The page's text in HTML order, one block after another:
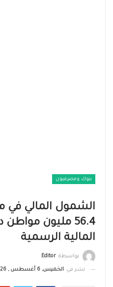
بنوك ومصرفيون
56.4 مليون
المالية الرسمية
بواسطة Editor
نشر في الخميس, 6 أغسطس , 2026, الساعة 11:17 ص